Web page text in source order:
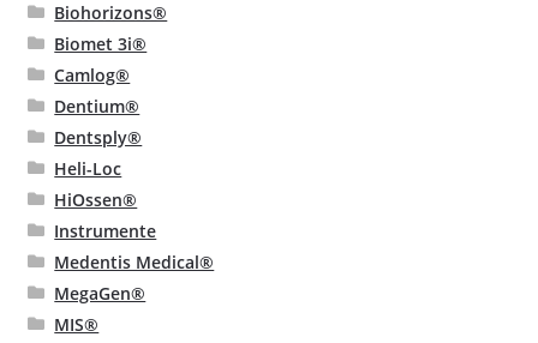
Biohorizons®
Biomet 3i®
Camlog®
Dentium®
Dentsply®
Heli-Loc
HiOssen®
Instrumente
Medentis Medical®
MegaGen®
MIS®